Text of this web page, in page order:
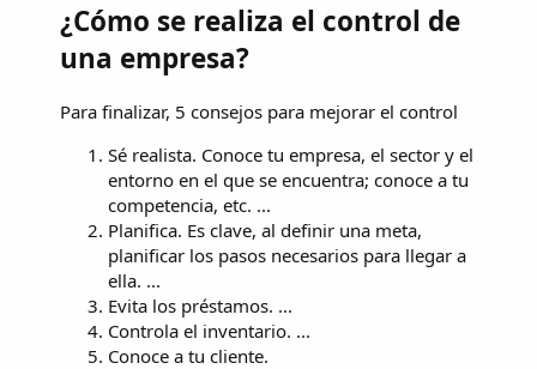
¿Cómo se realiza el control de
una empresa?
Para finalizar, 5 consejos para mejorar el control
Sé realista. Conoce tu empresa, el sector y el
entorno en el que se encuentra; conoce a tu
competencia, etc. ...
Planifica. Es clave, al definir una meta,
planificar los pasos necesarios para llegar a
ella. ...
Evita los préstamos. ...
Controla el inventario. ...
Conoce a tu cliente.